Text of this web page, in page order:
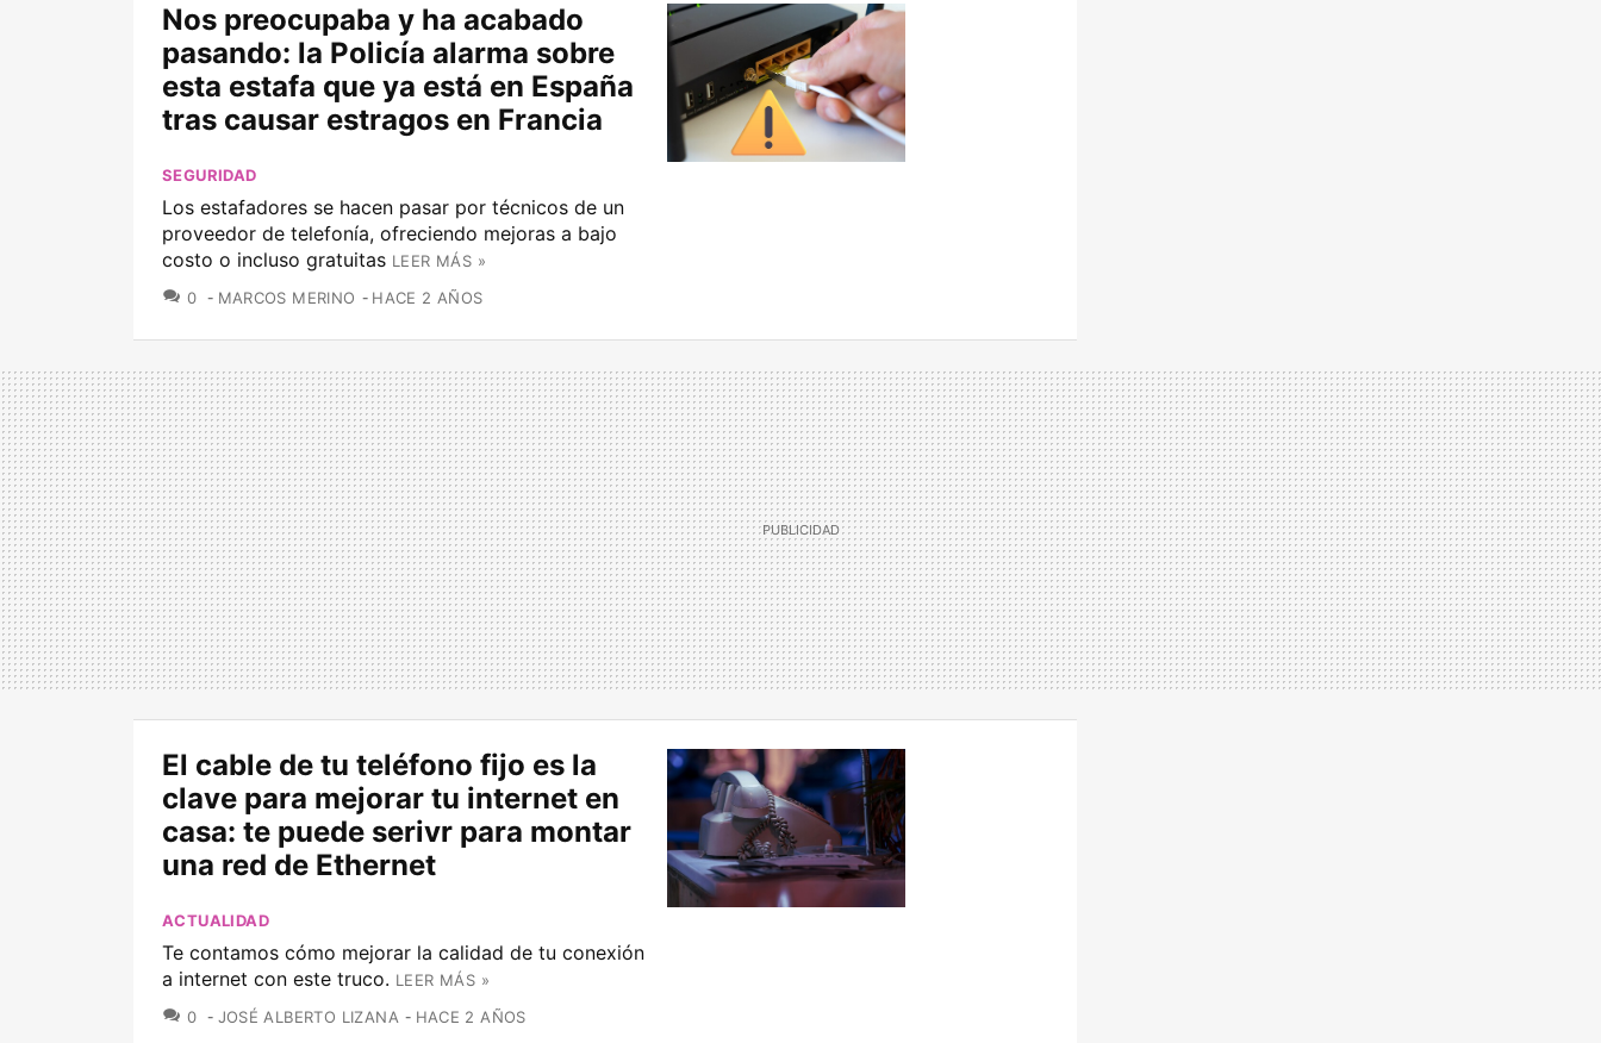
Nos preocupaba y ha acabado
pasando: la Policía alarma sobre
esta estafa que ya está en España
tras causar estragos en Francia
SEGURIDAD
Los estafadores se hacen pasar por técnicos de un
proveedor de telefonía, ofreciendo mejoras a bajo
costo o incluso gratuitas LEER MÁS »
0 COMENTARIOS
MARCOS MERINO HACE 2 AÑOS
El cable de tu teléfono fijo es la
clave para mejorar tu internet en
casa: te puede serivr para montar
una red de Ethernet
ACTUALIDAD
Te contamos cómo mejorar la calidad de tu conexión
a internet con este truco. LEER MÁS »
0 COMENTARIOS
JOSÉ ALBERTO LIZANA HACE 2 AÑOS